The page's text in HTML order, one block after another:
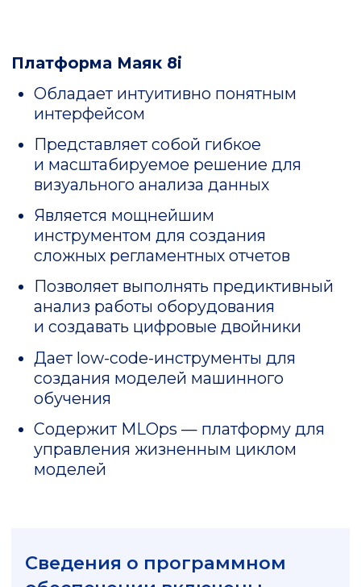
Содержит MLOps — платформу для
управления жизненным циклом
моделей
Сведения о программном
обеспечении включены
в единый реестр российских
программ для электронных
вычислительных машин и баз
данных.
Стоимость решения (программы,
работ и услуг) зависит
и длительности выполнения работ/
услуг, сложности экспертизы,
количества привлекаемых
специалистов для выполнения работ/
внедрения и адаптации с другими
системами заказчика, а также
от необходимости предоставления
услуг технической поддержки.